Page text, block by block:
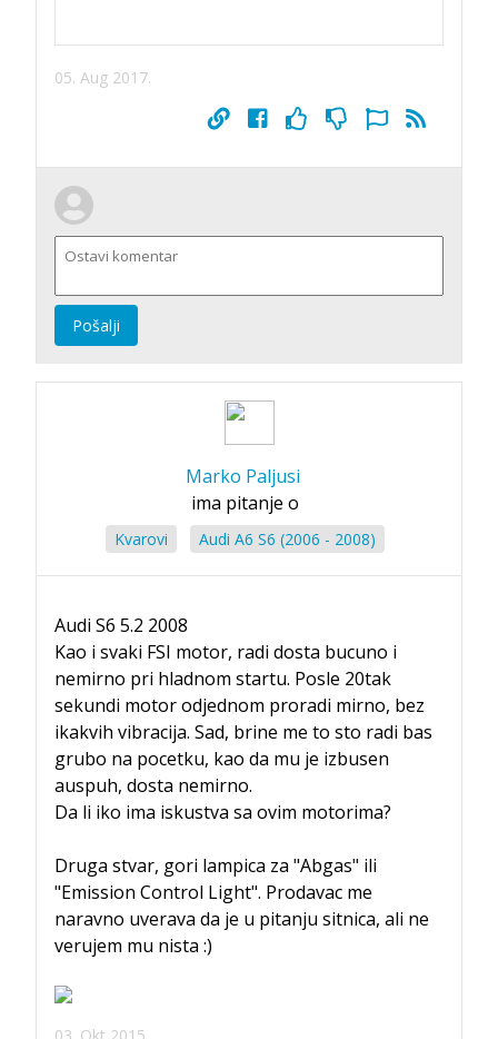
05. Aug 2017.
Pošalji
Marko Paljusi
ima pitanje o
Kvarovi Audi A6 S6 (2006 - 2008)
Audi S6 5.2 2008
Kao i svaki FSI motor, radi dosta bucuno i
nemirno pri hladnom startu. Posle 20tak
sekundi motor odjednom proradi mirno, bez
ikakvih vibracija. Sad, brine me to sto radi bas
grubo na pocetku, kao da mu je izbusen
auspuh, dosta nemirno.
Da li iko ima iskustva sa ovim motorima?
Druga stvar, gori lampica za "Abgas" ili
"Emission Control Light". Prodavac me
naravno uverava da je u pitanju sitnica, ali ne
verujem mu nista :)